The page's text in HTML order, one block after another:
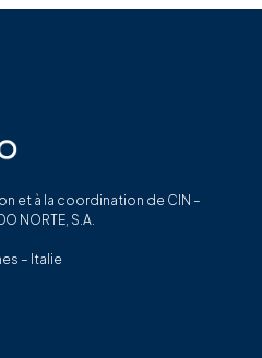
et à la coordination de CIN –
NORTE, S.A.
– Italie